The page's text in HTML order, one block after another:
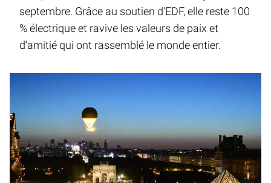
septembre. Grâce au soutien d’EDF, elle reste 100
% électrique et ravive les valeurs de paix et
d’amitié qui ont rassemblé le monde entier.